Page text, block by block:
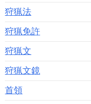
狩猟法
狩猟免許
狩猟文
狩猟文鏡
首領